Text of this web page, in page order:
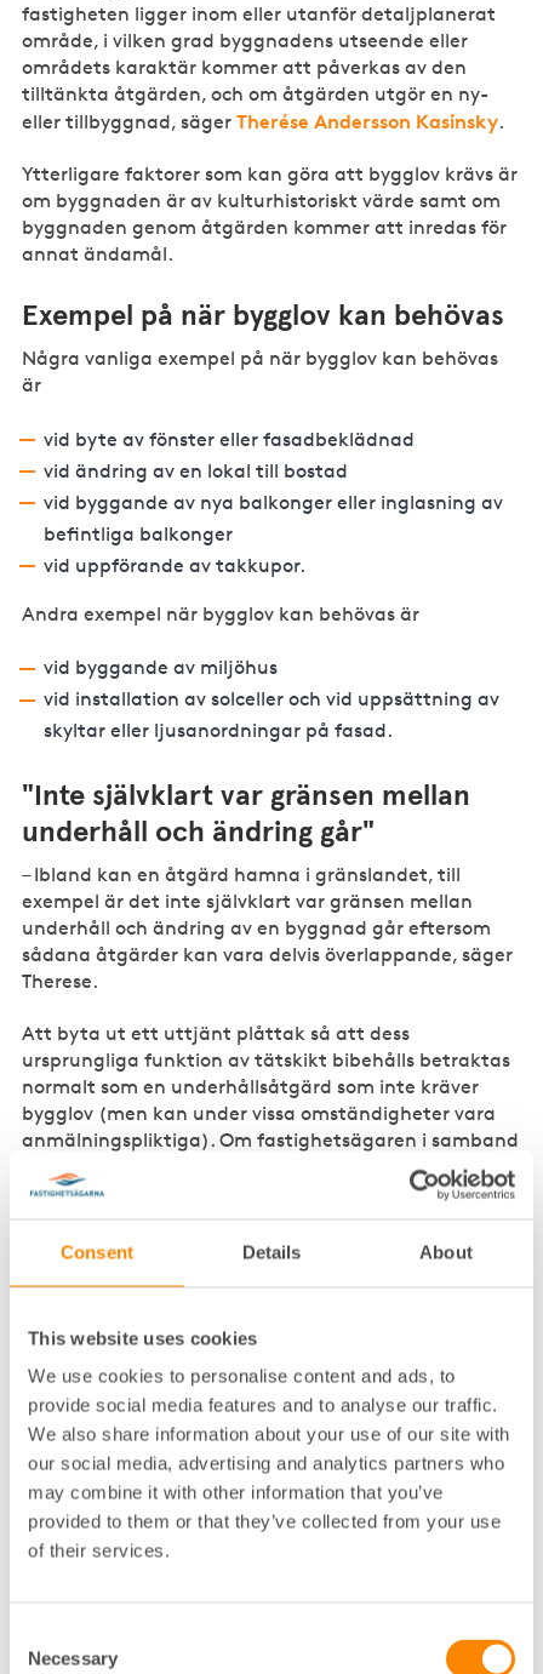
Consent Details About
This website uses cookies
We use cookies to personalise content and ads, to
provide social media features and to analyse our traffic.
We also share information about your use of our site with
our social media, advertising and analytics partners who
may combine it with other information that you’ve
provided to them or that they’ve collected from your use
of their services.
Selection
Necessary
fastigheten ligger inom eller utanför detaljplanerat
område, i vilken grad byggnadens utseende eller
områdets karaktär kommer att påverkas av den
tilltänkta åtgärden, och om åtgärden utgör en ny-
eller tillbyggnad, sägerTherése Andersson Kasinsky.
Ytterligare faktorer som kan göra att bygglov krävs är
om byggnaden är av kulturhistoriskt värde samt om
byggnaden genom åtgärden kommer att inredas för
annat ändamål.
Exempel på när bygglov kan behövas
Några vanliga exempel på när bygglov kan behövas
är
vid byte av fönster eller fasadbeklädnad
vid ändring av en lokal till bostad
vid byggande av nya balkonger eller inglasning av
befintliga balkonger
vid uppförande av takkupor.
Andra exempel när bygglov kan behövas är
vid byggande av miljöhus
vid installation av solceller och vid uppsättning av
skyltar eller ljusanordningar på fasad.
"Inte självklart var gränsen mellan
underhåll och ändring går"
– Ibland kan en åtgärd hamna i gränslandet, till
exempel är det inte självklart var gränsen mellan
underhåll och ändring av en byggnad går eftersom
sådana åtgärder kan vara delvis överlappande, säger
Therese.
Att byta ut ett uttjänt plåttak så att dess
ursprungliga funktion av tätskikt bibehålls betraktas
normalt som en underhållsåtgärd som inte kräver
bygglov (men kan under vissa omständigheter vara
anmälningspliktiga). Om fastighetsägaren i samband
med bytet även väljer en annan färg på det nya
plåttaket, innebärande att byggnadens utseende
som är bygglovspliktig.
ett första steg alltid ta kontakt med
byggnadsnämnden i den kommun där fastigheten
ligger. Detta för att veta om du ska gå vidare med en
bygglovsansökan/bygganmälan eller inte. Tänk på
att vara ute i god tid då dessa processer kan ta flera
veckor, berättar hon.
Vem ska ansöka om bygglov?
fastighetsägaren avser att utföra på den egna